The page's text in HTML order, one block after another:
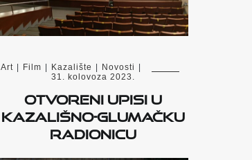
Art | Film | Kazalište | Novosti |
31. kolovoza 2023.
Otvoreni upisi u
kazališno-glumačku
radionicu